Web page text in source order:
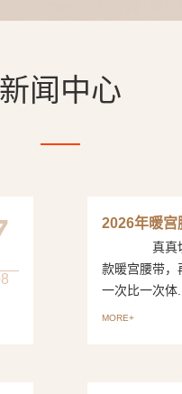
新闻中心
2026年暖宫
真真切切
款暖宫腰带，
一次比一次体...
MORE+